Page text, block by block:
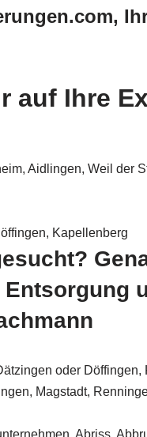
auf Ihre
Aidlingen, Weil der
Kapellenberg
oder Döffingen,
Magstadt,
Abriss,